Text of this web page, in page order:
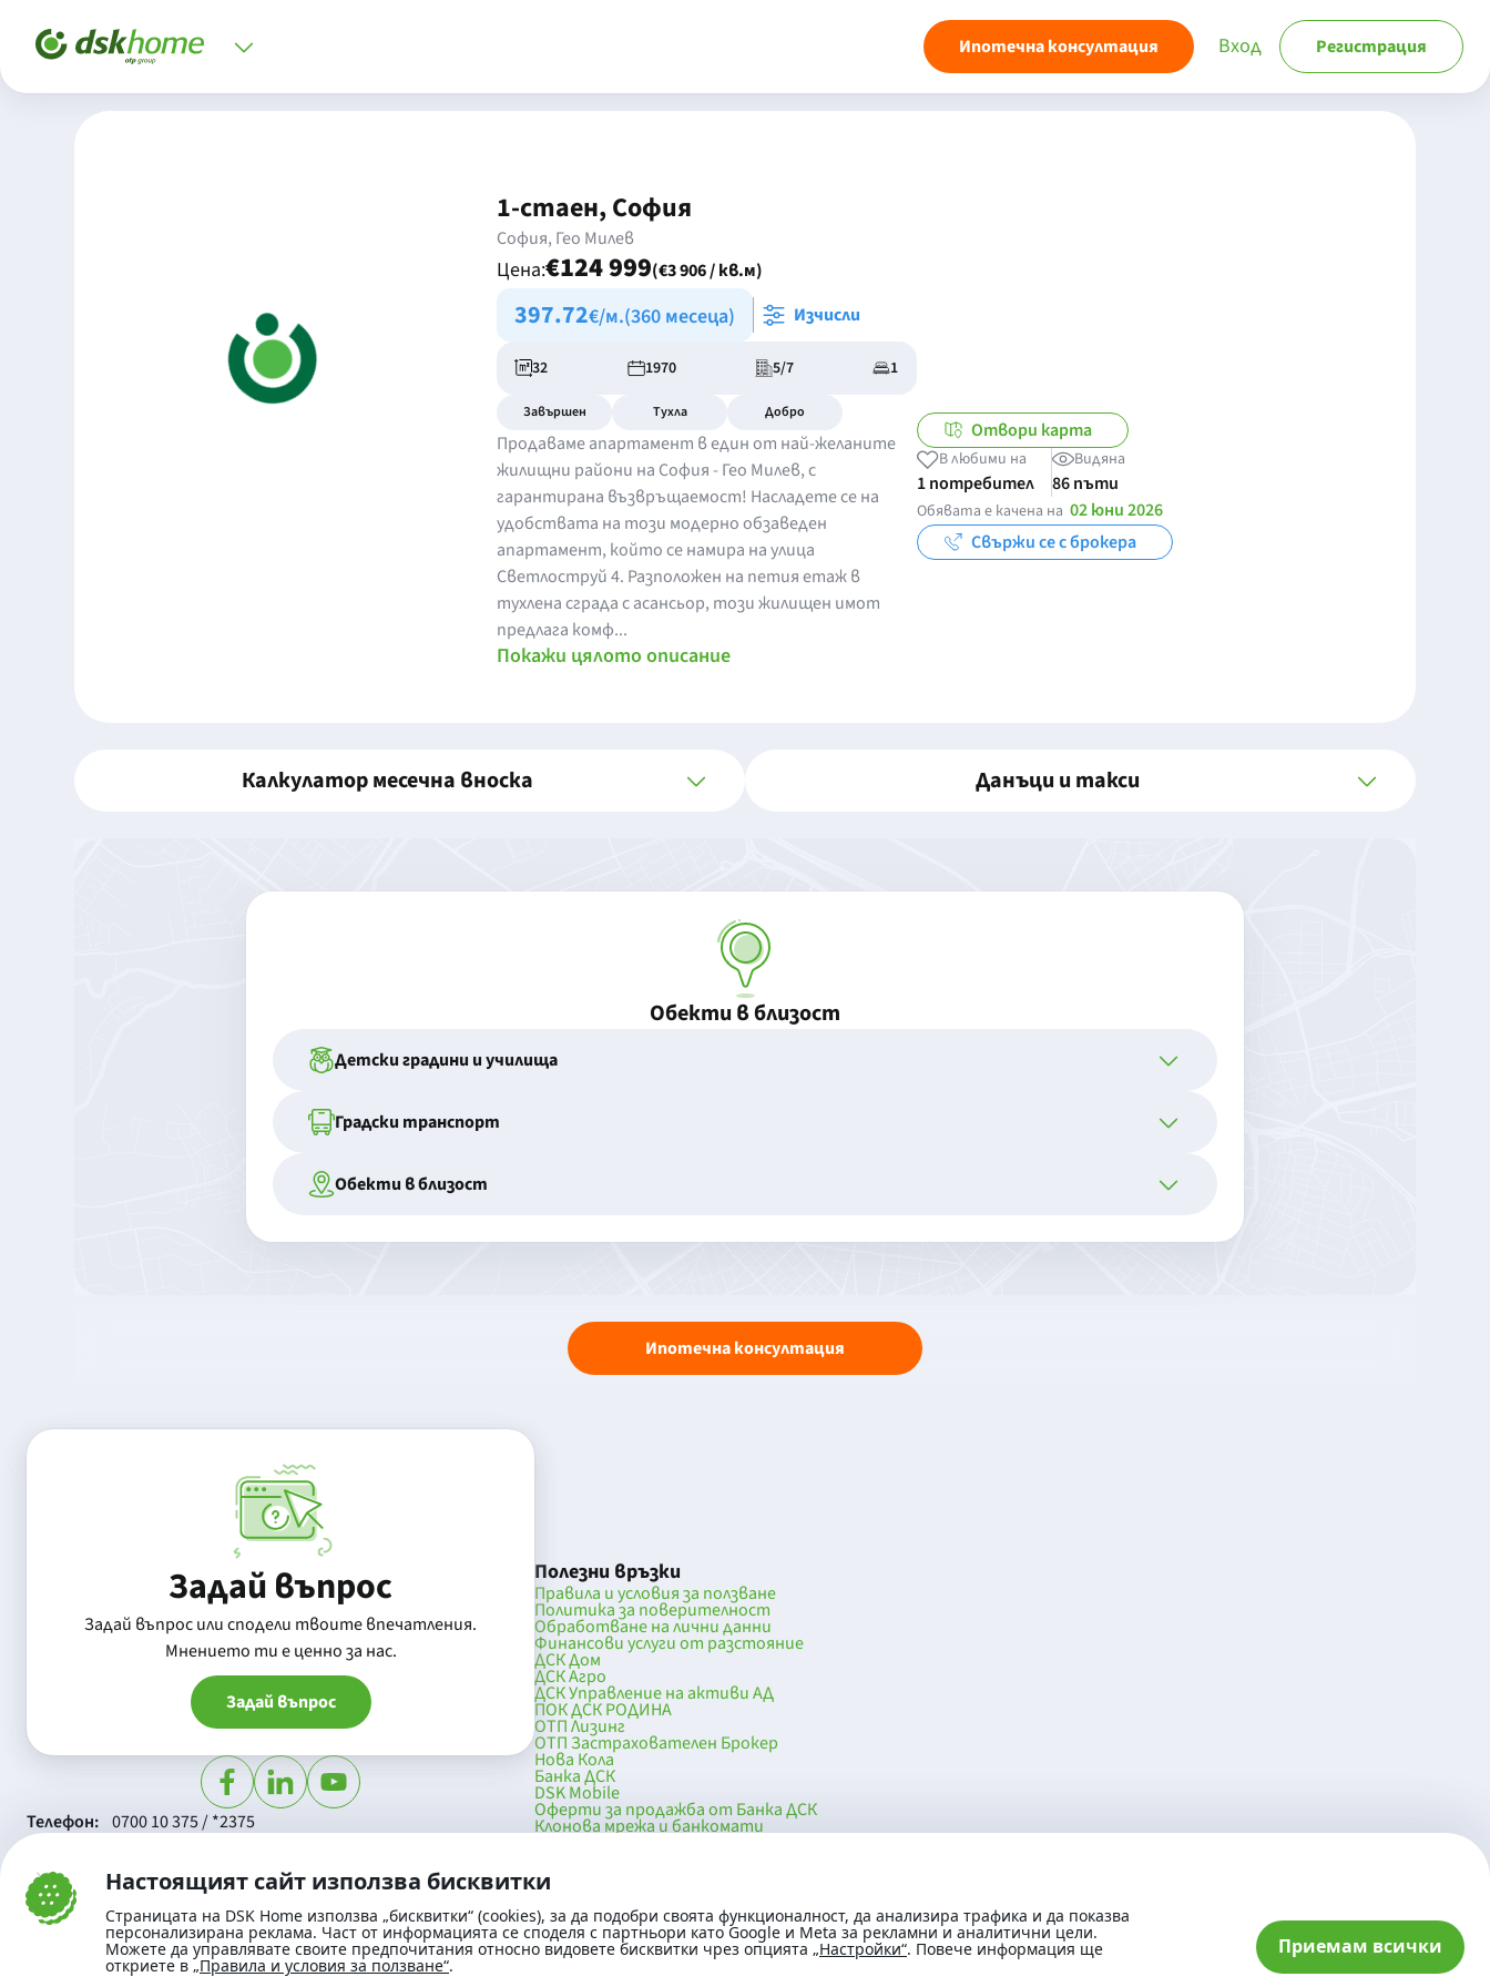
Настоящият сайт използва бисквитки
Страницата на DSK Home използва „бисквитки“ (cookies), за да подобри своята функционалност, да анализира трафика и да показва
персонализирана реклама. Част от информацията се споделя с партньори като Google и Meta за рекламни и аналитични цели.
Можете да управлявате своите предпочитания относно видовете бисквитки чрез опцията „Настройки“. Повече информация ще
откриете в „Правила и условия за ползване“.
Приемам всички
Ипотечна консултация Вход Регистрация
1-стаен, София
София, Гео Милев
Цена:€124 999(€3 906 / кв.м)
397.72€/м.(360 месеца) Изчисли
32 1970 5/7 1
Завършен Тухла Добро
Продаваме апартамент в един от най-желаните
жилищни райони на София - Гео Милев, с
гарантирана възвръщаемост! Насладете се на
удобствата на този модерно обзаведен
апартамент, който се намира на улица
Светлоструй 4. Разположен на петия етаж в
тухлена сграда с асансьор, този жилищен имот
предлага комф...
Покажи цялото описание
Отвори карта
В любими на
1 потребител
Видяна
86 пъти
Обявата е качена на 02 юни 2026
Свържи се с брокера
Калкулатор месечна вноска Данъци и такси
Обекти в близост
Детски градини и училища
Градски транспорт
Обекти в близост
Ипотечна консултация
Задай въпрос
Задай въпрос или сподели твоите впечатления.
Mнението ти е ценно за нас.
Задай въпрос
Телефон:
SWIFT/BIC:
0700 10 375 / *2375
BIC/SWIFT на Банка ДСК: STSABGSF
Полезни връзки
Правила и условия за ползване
Политика за поверителност
Обработване на лични данни
Финансови услуги от разстояние
ДСК Дом
ДСК Агро
ДСК Управление на активи АД
ПОК ДСК РОДИНА
ОТП Лизинг
ОТП Застрахователен Брокер
Нова Кола
Банка ДСК
DSK Mobile
Оферти за продажба от Банка ДСК
Клонова мрежа и банкомати
© 2026 „Банка ДСК“ АД